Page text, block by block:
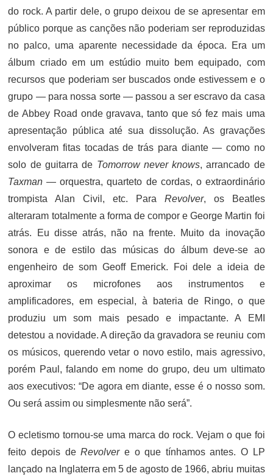
do rock. A partir dele, o grupo deixou de se apresentar em
público porque as canções não poderiam ser reproduzidas
no palco, uma aparente necessidade da época. Era um
álbum criado em um estúdio muito bem equipado, com
recursos que poderiam ser buscados onde estivessem e o
grupo — para nossa sorte — passou a ser escravo da casa
de Abbey Road onde gravava, tanto que só fez mais uma
apresentação pública até sua dissolução. As gravações
envolveram fitas tocadas de trás para diante — como no
solo de guitarra de Tomorrow never knows, arrancado de
Taxman — orquestra, quarteto de cordas, o extraordinário
trompista Alan Civil, etc. Para Revolver, os Beatles
alteraram totalmente a forma de compor e George Martin foi
atrás. Eu disse atrás, não na frente. Muito da inovação
sonora e de estilo das músicas do álbum deve-se ao
engenheiro de som Geoff Emerick. Foi dele a ideia de
aproximar os microfones aos instrumentos e
amplificadores, em especial, à bateria de Ringo, o que
produziu um som mais pesado e impactante. A EMI
detestou a novidade. A direção da gravadora se reuniu com
os músicos, querendo vetar o novo estilo, mais agressivo,
porém Paul, falando em nome do grupo, deu um ultimato
aos executivos: “De agora em diante, esse é o nosso som.
Ou será assim ou simplesmente não será”.
O ecletismo tornou-se uma marca do rock. Vejam o que foi
feito depois deRevolvere o que tínhamos antes. O LP
lançado na Inglaterra em 5 de agosto de 1966, abriu muitas